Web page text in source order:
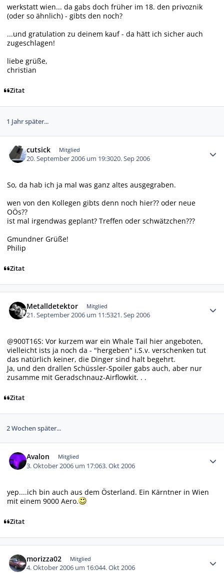
werkstatt wien... da gabs doch früher im 18. den privoznik
(oder so ähnlich) - gibts den noch?
...und gratulation zu deinem kauf - da hätt ich sicher auch
zugeschlagen!
liebe grüße,
christian
Zitat
1 Jahr später...
cutsick Mitglied
20. September 2006 um 19:3020. Sep 2006
So, da hab ich ja mal was ganz altes ausgegraben.
wen von den Kollegen gibts denn noch hier?? oder neue
OÖs??
ist mal irgendwas geplant? Treffen oder schwätzchen???
Gmundner Grüße!
Philip
Zitat
Metalldetektor Mitglied
21. September 2006 um 11:5321. Sep 2006
@900T16S: Vor kurzem war ein Whale Tail hier angeboten,
vielleicht ists ja noch da - "hergeben" i.S.v. verschenken tut
das natürlich keiner, die Dinger sind halt begehrt.
Ja, und den drallen Schüssler-Spoiler gabs auch, aber nur
zusamme mit Geradschnauz-Airflowkit. . .
Zitat
2 Wochen später...
Avalon Mitglied
3. Oktober 2006 um 17:063. Okt 2006
yep....ich bin auch aus dem Österland. Ein Kärntner in Wien
mit einem 9000 Aero.
Zitat
morizza02 Mitglied
4. Oktober 2006 um 16:044. Okt 2006